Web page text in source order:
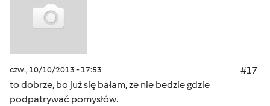
czw., 10/10/2013 - 17:53
#17
to dobrze, bo już się bałam, ze nie bedzie gdzie
podpatrywać pomysłów.